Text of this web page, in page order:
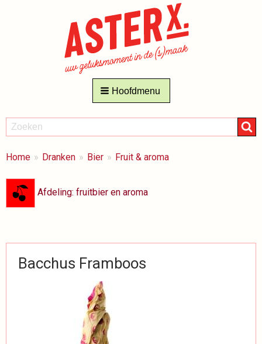
Hoofdmenu
ZOEKEN
Zoeken
BREADCRUMBS
Je
hier:
Home Dranken Bier Fruit & aroma
Afdeling: fruitbier en aroma
Bacchus Framboos